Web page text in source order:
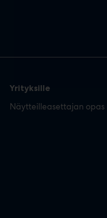
Yrityksille
Näytteilleasettajan opas